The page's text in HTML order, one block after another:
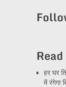
हर घर
में रंगेगा